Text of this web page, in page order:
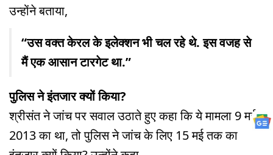
उन्होंने बताया,
“उस वक्त केरल के इलेक्शन भी चल रहे थे. इस वजह से
मैं एक आसान टारगेट था.”
पुलिस ने इंतजार क्यों किया?
श्रीसंत ने जांच पर सवाल उठाते हुए कहा कि ये मामला 9 मई
2013 का था, तो पुलिस ने जांच के लिए 15 मई तक का